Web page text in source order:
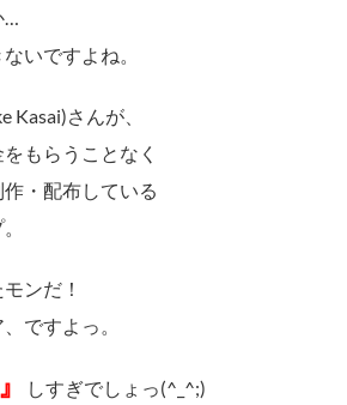
…
いですよね。
Kasai)さんが、
もらうことなく
・配布している
ンだ！
ですよっ。
しすぎでしょっ(^_^;)